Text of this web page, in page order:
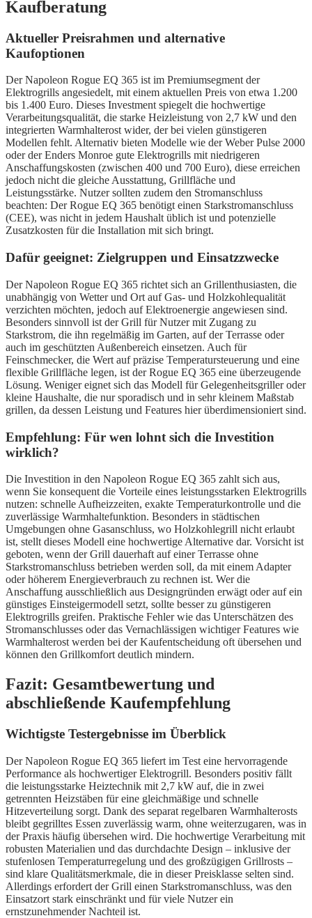
Kaufberatung
Aktueller Preisrahmen und alternative
Kaufoptionen
Der Napoleon Rogue EQ 365 ist im Premiumsegment der
Elektrogrills angesiedelt, mit einem aktuellen Preis von etwa 1.200
bis 1.400 Euro. Dieses Investment spiegelt die hochwertige
Verarbeitungsqualität, die starke Heizleistung von 2,7 kW und den
integrierten Warmhalterost wider, der bei vielen günstigeren
Modellen fehlt. Alternativ bieten Modelle wie der Weber Pulse 2000
oder der Enders Monroe gute Elektrogrills mit niedrigeren
Anschaffungskosten (zwischen 400 und 700 Euro), diese erreichen
jedoch nicht die gleiche Ausstattung, Grillfläche und
Leistungsstärke. Nutzer sollten zudem den Stromanschluss
beachten: Der Rogue EQ 365 benötigt einen Starkstromanschluss
(CEE), was nicht in jedem Haushalt üblich ist und potenzielle
Zusatzkosten für die Installation mit sich bringt.
Dafür geeignet: Zielgruppen und Einsatzzwecke
Der Napoleon Rogue EQ 365 richtet sich an Grillenthusiasten, die
unabhängig von Wetter und Ort auf Gas- und Holzkohlequalität
verzichten möchten, jedoch auf Elektroenergie angewiesen sind.
Besonders sinnvoll ist der Grill für Nutzer mit Zugang zu
Starkstrom, die ihn regelmäßig im Garten, auf der Terrasse oder
auch im geschützten Außenbereich einsetzen. Auch für
Feinschmecker, die Wert auf präzise Temperatursteuerung und eine
flexible Grillfläche legen, ist der Rogue EQ 365 eine überzeugende
Lösung. Weniger eignet sich das Modell für Gelegenheitsgriller oder
kleine Haushalte, die nur sporadisch und in sehr kleinem Maßstab
grillen, da dessen Leistung und Features hier überdimensioniert sind.
Empfehlung: Für wen lohnt sich die Investition
wirklich?
Die Investition in den Napoleon Rogue EQ 365 zahlt sich aus,
wenn Sie konsequent die Vorteile eines leistungsstarken Elektrogrills
nutzen: schnelle Aufheizzeiten, exakte Temperaturkontrolle und die
zuverlässige Warmhaltefunktion. Besonders in städtischen
Umgebungen ohne Gasanschluss, wo Holzkohlegrill nicht erlaubt
ist, stellt dieses Modell eine hochwertige Alternative dar. Vorsicht ist
geboten, wenn der Grill dauerhaft auf einer Terrasse ohne
Starkstromanschluss betrieben werden soll, da mit einem Adapter
oder höherem Energieverbrauch zu rechnen ist. Wer die
Anschaffung ausschließlich aus Designgründen erwägt oder auf ein
günstiges Einsteigermodell setzt, sollte besser zu günstigeren
Elektrogrills greifen. Praktische Fehler wie das Unterschätzen des
Stromanschlusses oder das Vernachlässigen wichtiger Features wie
Warmhalterost werden bei der Kaufentscheidung oft übersehen und
können den Grillkomfort deutlich mindern.
Fazit: Gesamtbewertung und
abschließende Kaufempfehlung
Wichtigste Testergebnisse im Überblick
Der Napoleon Rogue EQ 365 liefert im Test eine hervorragende
Performance als hochwertiger Elektrogrill. Besonders positiv fällt
die leistungsstarke Heiztechnik mit 2,7 kW auf, die in zwei
getrennten Heizstäben für eine gleichmäßige und schnelle
Hitzeverteilung sorgt. Dank des separat regelbaren Warmhalterosts
bleibt gegrilltes Essen zuverlässig warm, ohne weiterzugaren, was in
der Praxis häufig übersehen wird. Die hochwertige Verarbeitung mit
robusten Materialien und das durchdachte Design – inklusive der
stufenlosen Temperaturregelung und des großzügigen Grillrosts –
sind klare Qualitätsmerkmale, die in dieser Preisklasse selten sind.
Allerdings erfordert der Grill einen Starkstromanschluss, was den
Einsatzort stark einschränkt und für viele Nutzer ein
ernstzunehmender Nachteil ist.